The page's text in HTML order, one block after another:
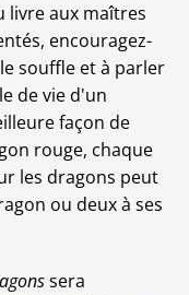
livre aux maîtres
encouragez-
souffle et à parler
de vie d'un
façon de
rouge, chaque
les dragons peut
ou deux à ses
sera